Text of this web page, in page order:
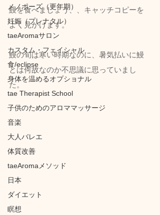
メノポーズ（更年期）
妊娠（プレナタル）
taeAromaサロン
カスタム・フェイシャル
食/eclipse
身体を温めるオプショナル
tae Therapist School
子供のためのアロママッサージ
音楽
大人バレエ
体質改善
taeAromaメソッド
日本
ダイエット
瞑想
鰻を食べましょう、、キャッチコピーを
よく見かけます。
鰻の旬は寒い時期なのに、暑気払いに鰻
とは何故なのか不思議に思っていまし
た。